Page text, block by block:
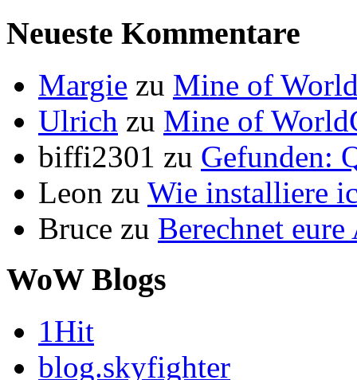
Neueste Kommentare
Margie zu Mine of
Ulrich zu Mine of
biffi2301 zu Gefunden:
Leon zu Wie installiere
Bruce zu Berechnet
WoW Blogs
1Hit
blog.skyfighter